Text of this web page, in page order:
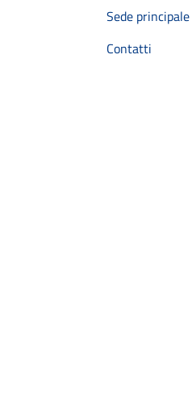
Sede principale
Contatti